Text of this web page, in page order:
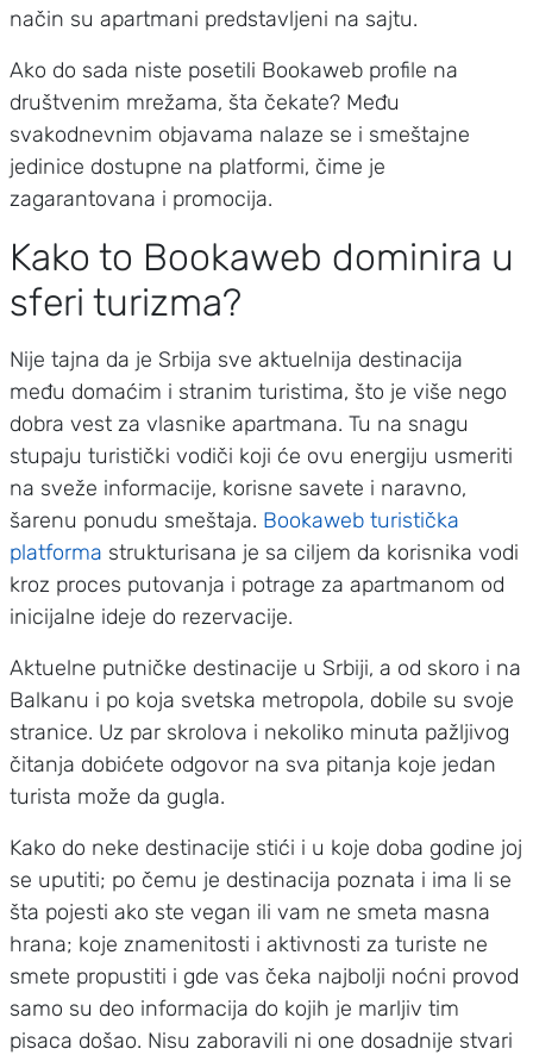
način su apartmani predstavljeni na sajtu.
Ako do sada niste posetili Bookaweb profile na
društvenim mrežama, šta čekate? Među
svakodnevnim objavama nalaze se i smeštajne
jedinice dostupne na platformi, čime je
zagarantovana i promocija.
Kako to Bookaweb dominira u
sferi turizma?
Nije tajna da je Srbija sve aktuelnija destinacija
među domaćim i stranim turistima, što je više nego
dobra vest za vlasnike apartmana. Tu na snagu
stupaju turistički vodiči koji će ovu energiju usmeriti
na sveže informacije, korisne savete i naravno,
šarenu ponudu smeštaja. Bookaweb turistička
platforma strukturisana je sa ciljem da korisnika vodi
kroz proces putovanja i potrage za apartmanom od
inicijalne ideje do rezervacije.
Aktuelne putničke destinacije u Srbiji, a od skoro i na
Balkanu i po koja svetska metropola, dobile su svoje
stranice. Uz par skrolova i nekoliko minuta pažljivog
čitanja dobićete odgovor na sva pitanja koje jedan
turista može da gugla.
Kako do neke destinacije stići i u koje doba godine joj
se uputiti; po čemu je destinacija poznata i ima li se
šta pojesti ako ste vegan ili vam ne smeta masna
hrana; koje znamenitosti i aktivnosti za turiste ne
smete propustiti i gde vas čeka najbolji noćni provod
samo su deo informacija do kojih je marljiv tim
pisaca došao. Nisu zaboravili ni one dosadnije stvari